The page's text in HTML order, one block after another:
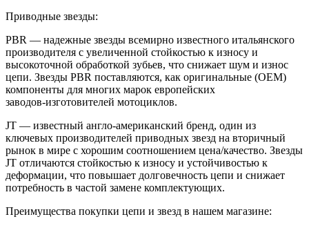
Приводные звезды:
PBR — надежные звезды всемирно известного итальянского
производителя с увеличенной стойкостью к износу и
высокоточной обработкой зубьев, что снижает шум и износ
цепи. Звезды PBR поставляются, как оригинальные (OEM)
компоненты для многих марок европейских
заводов‑изготовителей мотоциклов.
JT — известный англо-американский бренд, один из
ключевых производителей приводных звезд на вторичный
рынок в мире с хорошим соотношением цена/качество. Звезды
JT отличаются стойкостью к износу и устойчивостью к
деформации, что повышает долговечность цепи и снижает
потребность в частой замене комплектующих.
Преимущества покупки цепи и звезд в нашем магазине: